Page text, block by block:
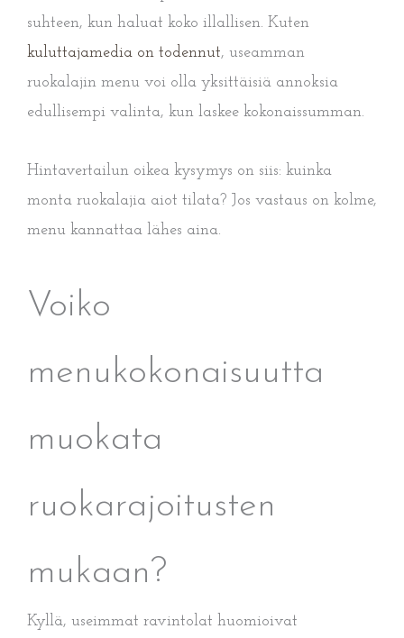
suhteen, kun haluat koko illallisen. Kuten
kuluttajamedia on todennut, useamman
ruokalajin menu voi olla yksittäisiä annoksia
edullisempi valinta, kun laskee kokonaissumman.
Hintavertailun oikea kysymys on siis: kuinka
monta ruokalajia aiot tilata? Jos vastaus on kolme,
menu kannattaa lähes aina.
Voiko
menukokonaisuutta
muokata
ruokarajoitusten
mukaan?
Kyllä, useimmat ravintolat huomioivat